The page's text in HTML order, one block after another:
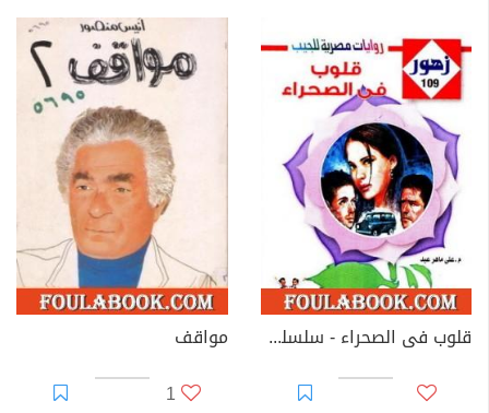
قلوب فى الصحراء - سلسلة زهور
مواقف
1